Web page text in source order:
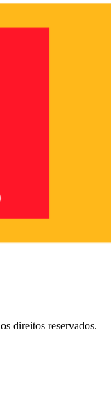
direitos reservados.